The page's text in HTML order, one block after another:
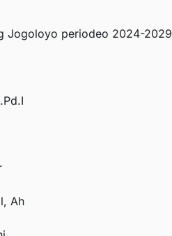
Jogoloyo periodeo 2024-2029